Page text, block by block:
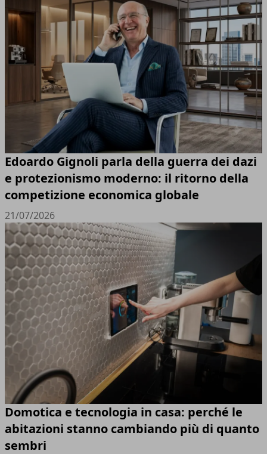
Edoardo Gignoli parla della guerra dei dazi
e protezionismo moderno: il ritorno della
competizione economica globale
21/07/2026
Domotica e tecnologia in casa: perché le
abitazioni stanno cambiando più di quanto
sembri